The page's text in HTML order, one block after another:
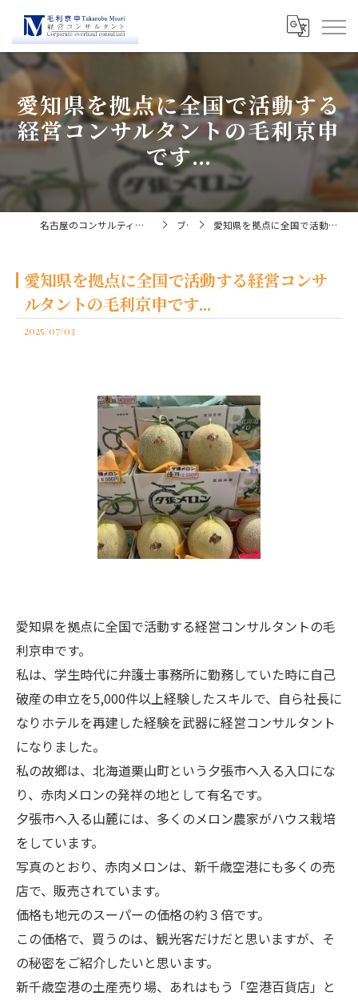
愛知県を拠点に全国で活動する
経営コンサルタントの毛利京申
です...
名古屋のコンサルティングなら経営コンサルタント毛利京申 ブログ 愛知県を拠点に全国で活動する経営コンサルタントの毛利京申です...
愛知県を拠点に全国で活動する経営コンサ
ルタントの毛利京申です...
2025/07/03
愛知県を拠点に全国で活動する経営コンサルタントの毛
利京申です。
私は、学生時代に弁護士事務所に勤務していた時に自己
破産の申立を5,000件以上経験したスキルで、自ら社長に
なりホテルを再建した経験を武器に経営コンサルタント
になりました。
私の故郷は、北海道栗山町という夕張市へ入る入口にな
り、赤肉メロンの発祥の地として有名です。
夕張市へ入る山麓には、多くのメロン農家がハウス栽培
をしています。
写真のとおり、赤肉メロンは、新千歳空港にも多くの売
店で、販売されています。
価格も地元のスーパーの価格の約３倍です。
この価格で、買うのは、観光客だけだと思いますが、そ
の秘密をご紹介したいと思います。
新千歳空港の土産売り場、あれはもう「空港百貨店」と